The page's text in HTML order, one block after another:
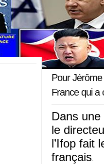
14 mai 2024
Pour Jérôme
France qui a
Dans
le
l’Ifop fait
français.